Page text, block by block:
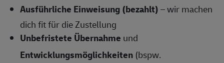
Ausführliche Einweisung (bezahlt)– wir machen
dich fit für die Zustellung
Unbefristete Übernahme und
Entwicklungsmöglichkeiten (bspw.